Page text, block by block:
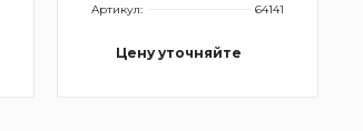
Артикул:
64141
Цену уточняйте